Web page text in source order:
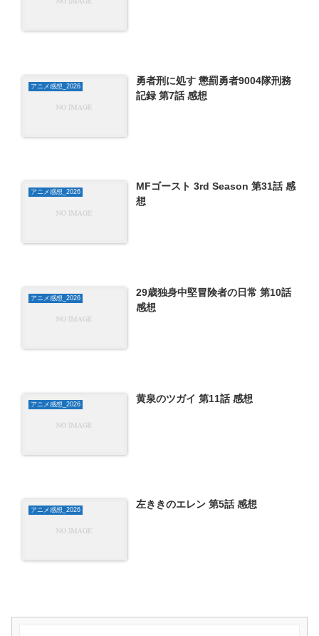
アニメ感想_2026
勇者刑に処す 懲罰勇者9004隊刑務
記録 第7話 感想
アニメ感想_2026
MFゴースト 3rd Season 第31話 感
想
アニメ感想_2026
29歳独身中堅冒険者の日常 第10話
感想
アニメ感想_2026 黄泉のツガイ 第11話 感想
アニメ感想_2026 左ききのエレン 第5話 感想